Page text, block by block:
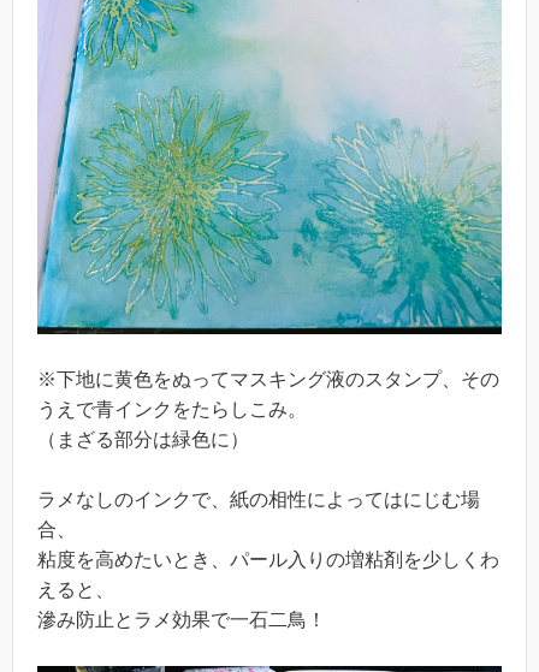
※下地に黄色をぬってマスキング液のスタンプ、その
うえで青インクをたらしこみ。
（まざる部分は緑色に）
ラメなしのインクで、紙の相性によってはにじむ場
合、
粘度を高めたいとき、パール入りの増粘剤を少しくわ
えると、
滲み防止とラメ効果で一石二鳥！